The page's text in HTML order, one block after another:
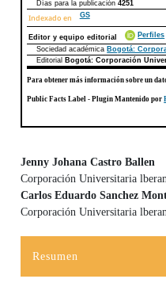
Días para la publicación4251
Indexado en GS
Editor y equipo editorial
Perfiles
Sociedad académica Bogotá:
Editorial
Bogotá: Corporación
Para obtener más información sobre un
Public Facts Label - Plugin Mantenido por
Contenido principal
Jenny Johana Castro Ballen
Corporación Universitaria
Carlos Eduardo Sanchez
Corporación Universitaria
Resumen